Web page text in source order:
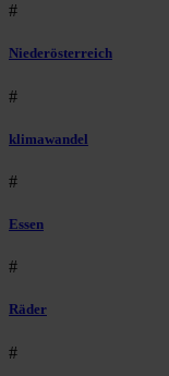
#
Niederösterreich
#
klimawandel
#
Essen
#
Räder
#